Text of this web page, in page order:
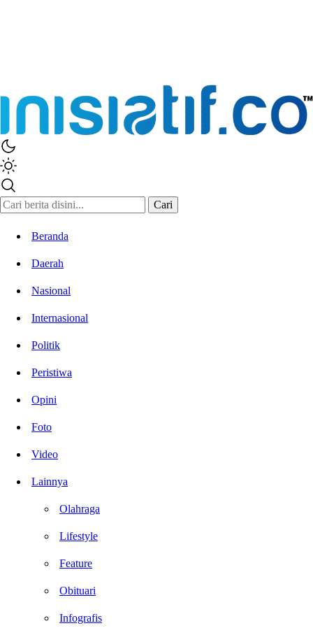
Cari
Beranda
Daerah
Nasional
Internasional
Politik
Peristiwa
Opini
Foto
Video
Lainnya
Olahraga
Lifestyle
Feature
Obituari
Infografis